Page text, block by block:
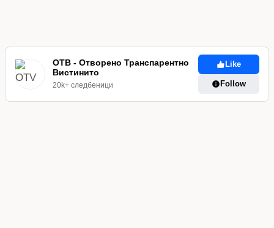
ОТВ - Отворено Транспарентно
Вистинито
20k+ следбеници
Like
Follow